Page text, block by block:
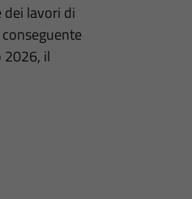
lavori di
2026, il